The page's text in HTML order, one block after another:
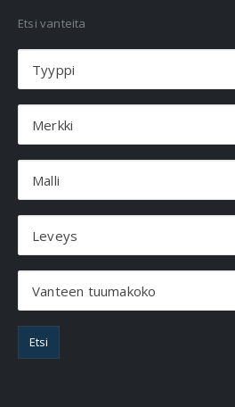
Etsi vanteita
Tyyppi
Merkki
Malli
Leveys
Vanteen tuumakoko
Etsi